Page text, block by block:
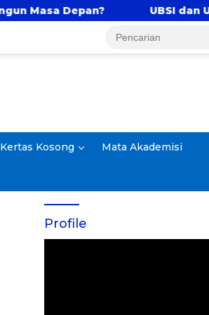
UBSI dan UNTAN Perkuat Tri
Kertas Kosong Mata Akademisi
Profile